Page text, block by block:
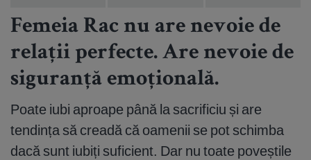
Femeia Rac nu are nevoie de
relații perfecte. Are nevoie de
siguranță emoțională.
Poate iubi aproape până la sacrificiu și are
tendința să creadă că oamenii se pot schimba
dacă sunt iubiți suficient. Dar nu toate poveștile